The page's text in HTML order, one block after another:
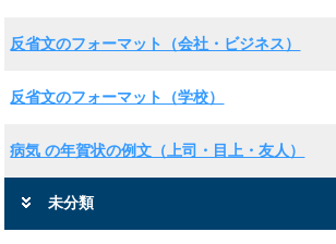
反省文のフォーマット（会社・ビジネス）
反省文のフォーマット（学校）
病気 の年賀状の例文（上司・目上・友人）
未分類